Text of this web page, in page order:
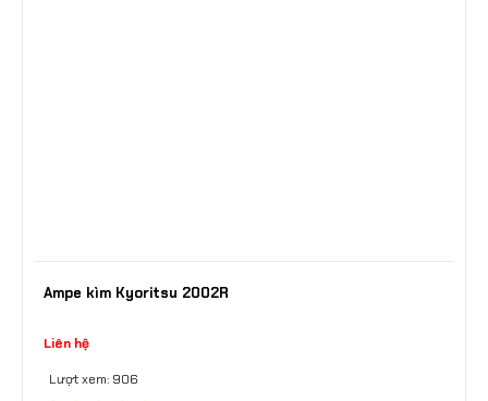
Ampe kìm Kyoritsu 2002R
Liên hệ
Lượt xem: 906